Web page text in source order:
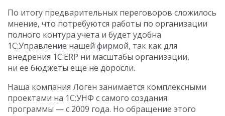
По итогу предварительных переговоров сложилось
мнение, что потребуются работы по организации
полного контура учета и будет удобна
1С:Управление нашей фирмой, так как для
внедрения 1С:ERP ни масштабы организации,
ни ее бюджеты еще не доросли.
Наша компания Логен занимается комплексными
проектами на 1С:УНФ с самого создания
программы — с 2009 года. Но обращение этого